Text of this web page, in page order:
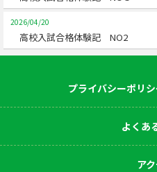
2026/04/20
高校入試合格体験記 NO2
プライバシーポリ
よくあ
ア